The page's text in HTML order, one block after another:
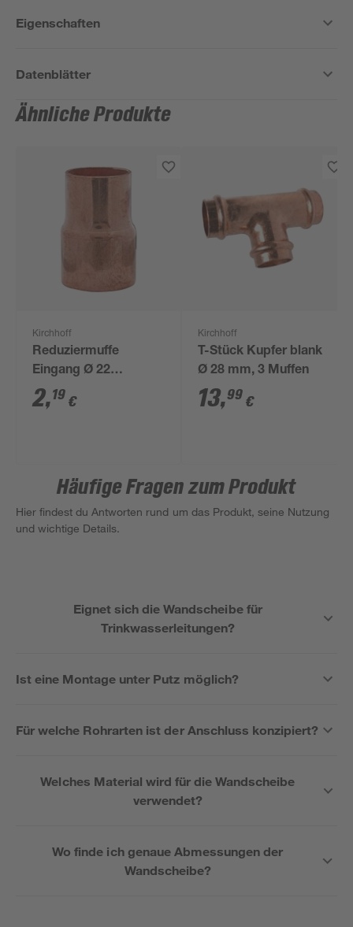
Eigenschaften
Datenblätter
Ähnliche Produkte
Kirchhoff
Reduziermuffe
Eingang Ø 22
Ausgang Ø 15 mm
2,19 €
Kirchhoff
T-Stück Kupfer blank
Ø 28 mm, 3 Muffen
13,99 €
Häufige Fragen zum Produkt
Hier findest du Antworten rund um das Produkt, seine Nutzung
und wichtige Details.
Eignet sich die Wandscheibe für
Trinkwasserleitungen?
Ist eine Montage unter Putz möglich?
Für welche Rohrarten ist der Anschluss konzipiert?
Welches Material wird für die Wandscheibe
verwendet?
Wo finde ich genaue Abmessungen der
Wandscheibe?